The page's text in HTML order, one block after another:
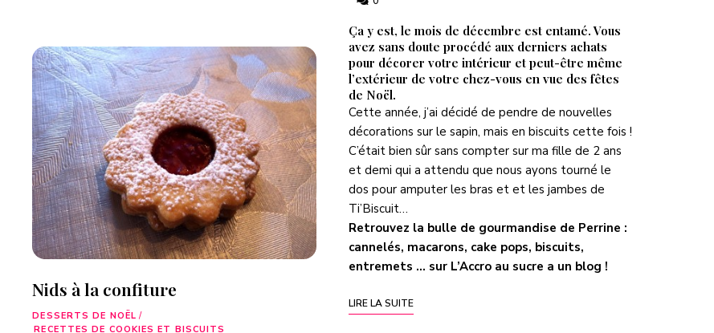
Nids à la confiture
DESSERTS DE NOËL /
RECETTES DE COOKIES ET BISCUITS
Ça y est, le mois de décembre est entamé. Vous
avez sans doute procédé aux derniers achats
pour décorer votre intérieur et peut-être même
l’extérieur de votre chez-vous en vue des fêtes
de Noël.
Cette année, j’ai décidé de pendre de nouvelles
décorations sur le sapin, mais en biscuits cette fois !
C’était bien sûr sans compter sur ma fille de 2 ans
et demi qui a attendu que nous ayons tourné le
dos pour amputer les bras et et les jambes de
Ti’Biscuit…
Retrouvez la bulle de gourmandise de Perrine :
cannelés, macarons, cake pops, biscuits,
entremets … sur L’Accro au sucre a un blog !
LIRE LA SUITE